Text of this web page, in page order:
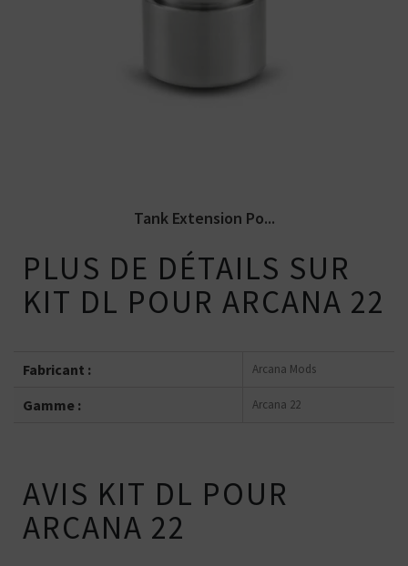
Arcana 22. Permet d'agrandir la...
Tank Extension Po...
PLUS DE DÉTAILS SUR
KIT DL POUR ARCANA 22
Fabricant : Arcana Mods
Gamme : Arcana 22
AVIS KIT DL POUR
ARCANA 22